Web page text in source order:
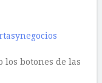
botones de las